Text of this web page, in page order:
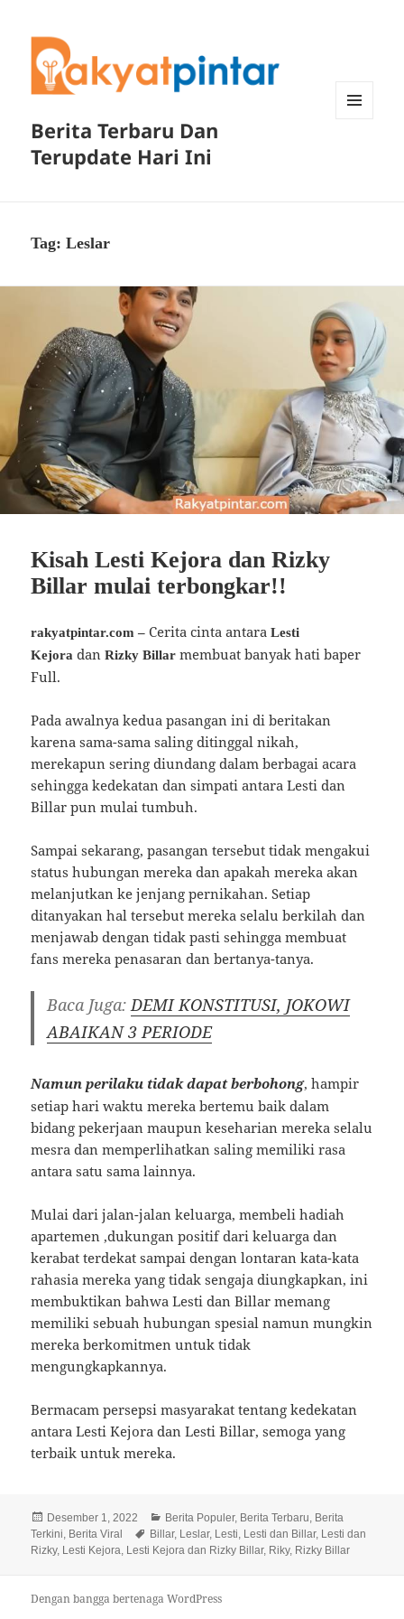
Berita Terbaru Dan
Terupdate Hari Ini
Tag:Leslar
Kisah Lesti Kejora dan Rizky
Billar mulai terbongkar!!
rakyatpintar.com –Cerita cinta antaraLesti
Kejora danRizky Billar membuat banyak hati baper
Full.
Pada awalnya kedua pasangan ini di beritakan
karena sama-sama saling ditinggal nikah,
merekapun sering diundang dalam berbagai acara
sehingga kedekatan dan simpati antara Lesti dan
Billar pun mulai tumbuh.
Sampai sekarang, pasangan tersebut tidak mengakui
status hubungan mereka dan apakah mereka akan
melanjutkan ke jenjang pernikahan. Setiap
ditanyakan hal tersebut mereka selalu berkilah dan
menjawab dengan tidak pasti sehingga membuat
fans mereka penasaran dan bertanya-tanya.
Baca Juga:DEMI KONSTITUSI, JOKOWI
ABAIKAN 3 PERIODE
Namun perilaku tidak dapat berbohong, hampir
setiap hari waktu mereka bertemu baik dalam
bidang pekerjaan maupun keseharian mereka selalu
mesra dan memperlihatkan saling memiliki rasa
antara satu sama lainnya.
Mulai dari jalan-jalan keluarga, membeli hadiah
apartemen ,dukungan positif dari keluarga dan
kerabat terdekat sampai dengan lontaran kata-kata
rahasia mereka yang tidak sengaja diungkapkan, ini
membuktikan bahwa Lesti dan Billar memang
memiliki sebuah hubungan spesial namun mungkin
mereka berkomitmen untuk tidak
mengungkapkannya.
Bermacam persepsi masyarakat tentang kedekatan
antara Lesti Kejora dan Lesti Billar, semoga yang
terbaik untuk mereka.
Diposkan
pada
Desember 1, 2022 Kategori
Berita Populer, Berita Terbaru, Berita
Terkini, Berita Viral Tag
Billar, Leslar, Lesti, Lesti dan Billar, Lesti dan
Rizky, Lesti Kejora, Lesti Kejora dan Rizky Billar, Riky, Rizky Billar
Dengan bangga bertenaga WordPress